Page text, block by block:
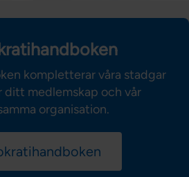
kompletterar våra stadgar
ditt medlemskap och vår
organisation.